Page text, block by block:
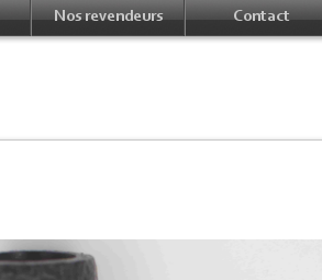
Nos revendeurs Contact